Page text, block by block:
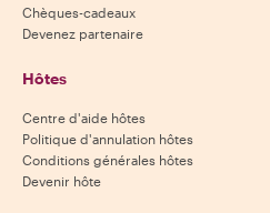
Chèques-cadeaux
Devenez partenaire
Hôtes
Centre d'aide hôtes
Politique d'annulation hôtes
Conditions générales hôtes
Devenir hôte